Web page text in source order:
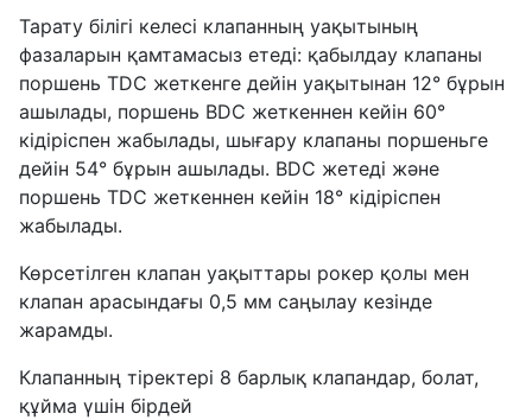
Тарату білігі келесі клапанның уақытының
фазаларын қамтамасыз етеді: қабылдау клапаны
поршень TDC жеткенге дейін уақытынан 12° бұрын
ашылады, поршень BDC жеткеннен кейін 60°
кідіріспен жабылады, шығару клапаны поршеньге
дейін 54° бұрын ашылады. BDC жетеді және
поршень TDC жеткеннен кейін 18° кідіріспен
жабылады.
Көрсетілген клапан уақыттары рокер қолы мен
клапан арасындағы 0,5 мм саңылау кезінде
жарамды.
Клапанның тіректері 8 барлық клапандар, болат,
құйма үшін бірдей